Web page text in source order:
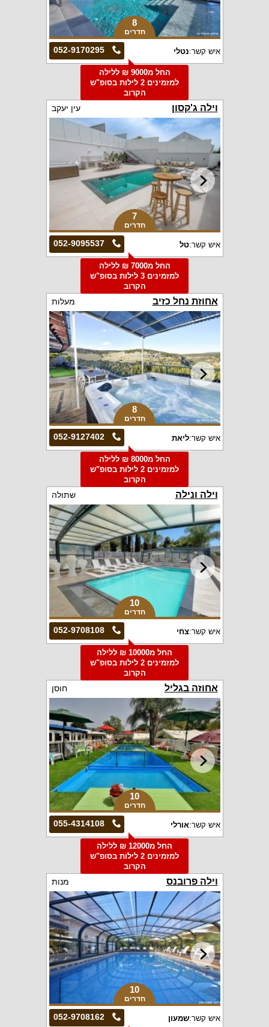
8
חדרים
052-9170295 איש קשר:נטלי
החל מ9000 ₪ ללילה
למזמינים 2 לילות בסופ"ש
הקרוב
וילה ג'קסון עין יעקב
7
חדרים
052-9095537 איש קשר:טל
החל מ7000 ₪ ללילה
למזמינים 3 לילות בסופ"ש
הקרוב
אחוזת נחל כזיב מעלות
8
חדרים
052-9127402 איש קשר:ליאת
החל מ8000 ₪ ללילה
למזמינים 2 לילות בסופ"ש
הקרוב
וילה ונילה שתולה
10
חדרים
052-9708108 איש קשר:צחי
החל מ10000 ₪ ללילה
למזמינים 2 לילות בסופ"ש
הקרוב
אחוזה בגליל חוסן
10
חדרים
055-4314108 איש קשר:אורלי
החל מ12000 ₪ ללילה
למזמינים 2 לילות בסופ"ש
הקרוב
וילה פרובנס מנות
10
חדרים
052-9708162 איש קשר:שמעון